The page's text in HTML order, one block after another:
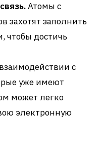
Атомы с
захотят заполнить
чтобы достичь
с
уже имеют
может легко
электронную